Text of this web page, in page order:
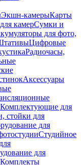
Экшн-камерыКарты
камерСумки и
для фото,
Цифровые
Радиочасы,
Аксессуары
Комплектующие для
стойки для
для
Студийное
для
Комплекты